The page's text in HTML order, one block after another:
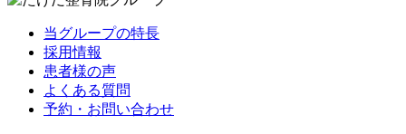
当グループの特長
採用情報
患者様の声
よくある質問
予約・お問い合わせ